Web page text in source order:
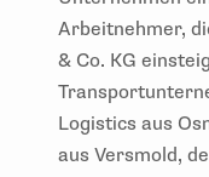
Arbeitnehmer,
& Co. KG
Logistics aus
aus Versmold,